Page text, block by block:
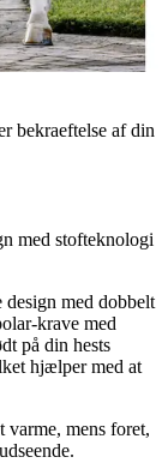
bekraeftelse af din
med stofteknologi
med dobbelt
krave med
på din hests
hjælper med at
mens foret,